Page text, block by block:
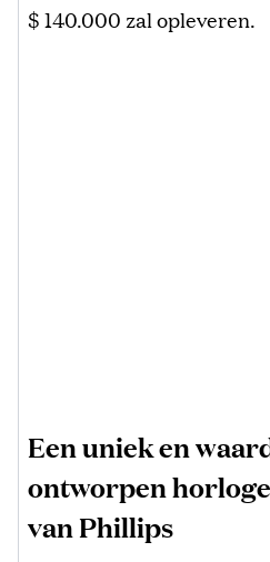
$ 140.000 zal opleveren.
Een uniek en
ontworpen
van Phillips